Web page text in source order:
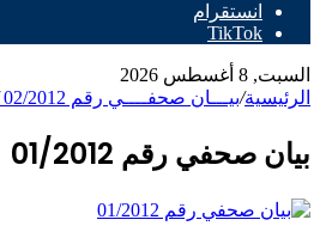
انستقرام
‫TikTok
السبت, 8 أغسطس 2026
الرئيسية/بيـــان صحفــــي رقم 02/2012
بيان صحفي رقم 01/2012